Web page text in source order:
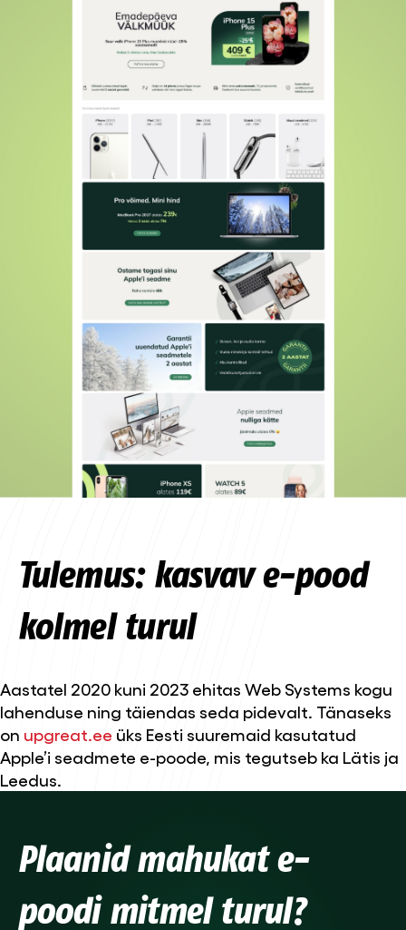
Tulemus: kasvav e-pood
kolmel turul
Aastatel 2020 kuni 2023 ehitas Web Systems kogu
lahenduse ning täiendas seda pidevalt. Tänaseks
on upgreat.ee üks Eesti suuremaid kasutatud
Apple’i seadmete e-poode, mis tegutseb ka Lätis ja
Leedus.
Plaanid mahukat e-
poodi mitmel turul?